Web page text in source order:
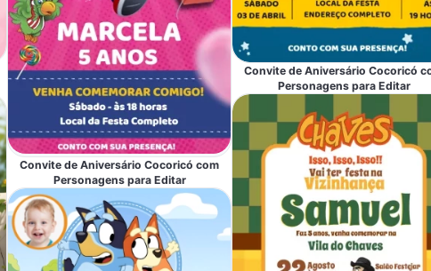
Convite de Aniversário Cocoricó com
Personagens para Editar
Convite de Aniversário Cocoricó
Personagens para Editar